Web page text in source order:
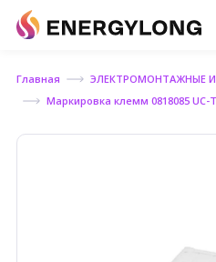
Главная ЭЛЕКТРОМОНТАЖНЫЕ
Маркировка клемм 0818085 UC-